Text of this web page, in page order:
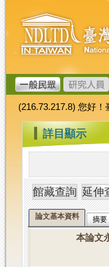
跳
到
主
要
內
容
臺
灣
博
碩
士
論
文
加
值
系
統
(216.73.217.8) 您好
::: 詳目顯示
論文基本資料 摘要
本論文